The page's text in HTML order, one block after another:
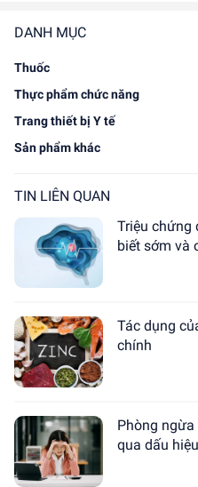
DANH MỤC
Thuốc
Thực phẩm chức năng
Trang thiết bị Y tế
Sản phẩm khác
TIN LIÊN QUAN
Triệu chứng
biết sớm và
Tác dụng
chính
Phòng
qua dấu